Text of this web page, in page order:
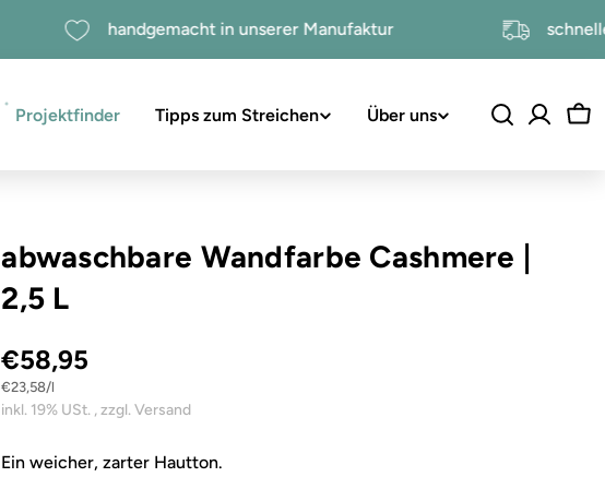
handgemacht in unserer Manufaktur
Projektfinder Tipps zum Streichen Über uns
abwaschbare Wandfarbe Cashmere
2,5 L
€58,95
Stückpreis
€23,58/
pro l
inkl. 19% USt. , zzgl. Versand
Ein weicher, zarter Hautton.